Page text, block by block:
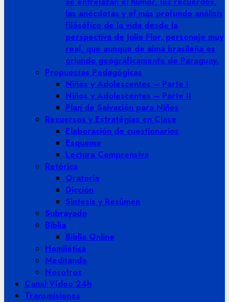
las anécdotas y el más profundo análisis
filósófico de la vida desde la
perspectiva de Julio Flor, personaje muy
real, que aunque de alma brasileña es
oriundo geográficamente de Paraguay.
Propuestas Pedagógicas
Niños y Adolescentes – Parte I
Niños y Adolescentes – Parte II
Plan de Salvación para Niños
Recuersos y Estratégias en Clase
Elaboración de cuestionarios
Esquema
Lectura Comprensiva
Retórica
Oratoria
Dicción
Sintesis y Resúmen
Subrayado
Biblia
Biblia Online
Homilética
Meditando
Nosotros
Canal Vídeo 24h
Transmisiones